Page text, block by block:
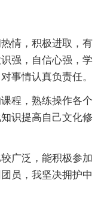
情，积极进取，有
强，自信心强，学
事情认真负责任。
程，熟练操作各个
识提高自己文化修
广泛，能积极参加
员，我坚决拥护中